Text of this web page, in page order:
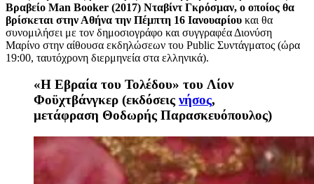
Βραβείο Man Booker (2017) Νταβίντ Γκρόσμαν, ο οποίος θα
βρίσκεται στην Αθήνα την Πέμπτη 16 Ιανουαρίου και θα
συνομιλήσει με τον δημοσιογράφο και συγγραφέα Διονύση
Μαρίνο στην αίθουσα εκδηλώσεων του Public Συντάγματος (ώρα
19:00, ταυτόχρονη διερμηνεία στα ελληνικά).
«Η Εβραία του Τολέδου» του Λίον
Φοϋχτβάνγκερ (εκδόσεις νήσος,
μετάφραση Θοδωρής Παρασκευόπουλος)